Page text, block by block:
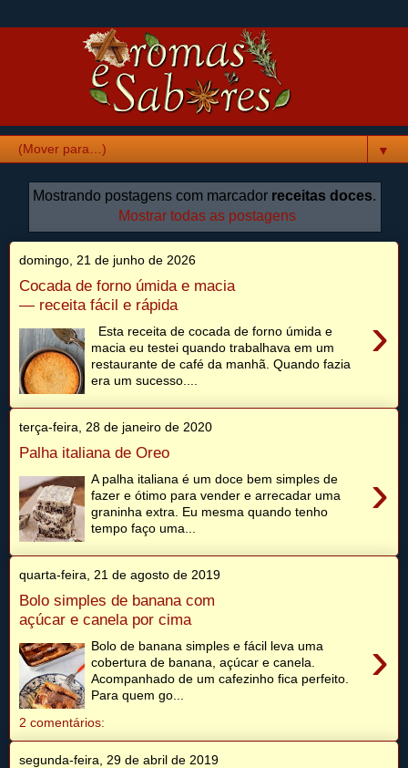
▼
Mostrando postagens com marcador receitas doces.
Mostrar todas as postagens
domingo, 21 de junho de 2026
Cocada de forno úmida e macia
— receita fácil e rápida
›
Esta receita de cocada de forno úmida e
macia eu testei quando trabalhava em um
restaurante de café da manhã. Quando fazia
era um sucesso....
terça-feira, 28 de janeiro de 2020
Palha italiana de Oreo
›
A palha italiana é um doce bem simples de
fazer e ótimo para vender e arrecadar uma
graninha extra. Eu mesma quando tenho
tempo faço uma...
quarta-feira, 21 de agosto de 2019
Bolo simples de banana com
açúcar e canela por cima
›
Bolo de banana simples e fácil leva uma
cobertura de banana, açúcar e canela.
Acompanhado de um cafezinho fica perfeito.
Para quem go...
2 comentários:
segunda-feira, 29 de abril de 2019